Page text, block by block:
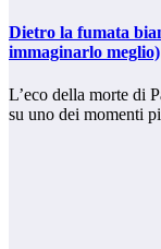
Dietro la fumata
immaginarlo meglio)
L’eco della morte di
su uno dei momenti